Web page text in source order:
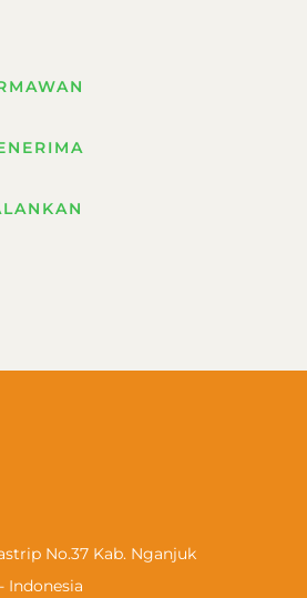
No.37 Kab. Nganjuk
Indonesia